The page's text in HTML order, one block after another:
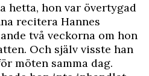
hetta, hon var övertygad
recitera Hannes
två veckorna om hon
Och själv visste han
möten samma dag.